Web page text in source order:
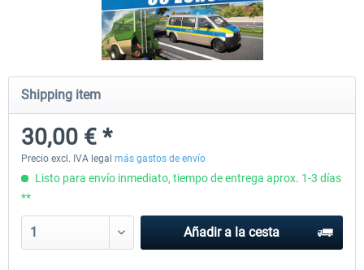
Voucher 20 EUR
20,00 € *
Shipping item
30,00 € *
Precio excl. IVA legal más gastos de envío
Listo para envío inmediato, tiempo de entrega aprox. 1-3 días
**
Añadir a la cesta